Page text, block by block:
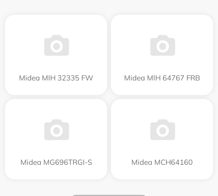
Midea MIH 32335 FW Midea MIH 64767 FRB
Midea MG696TRGI-S Midea MCH64160